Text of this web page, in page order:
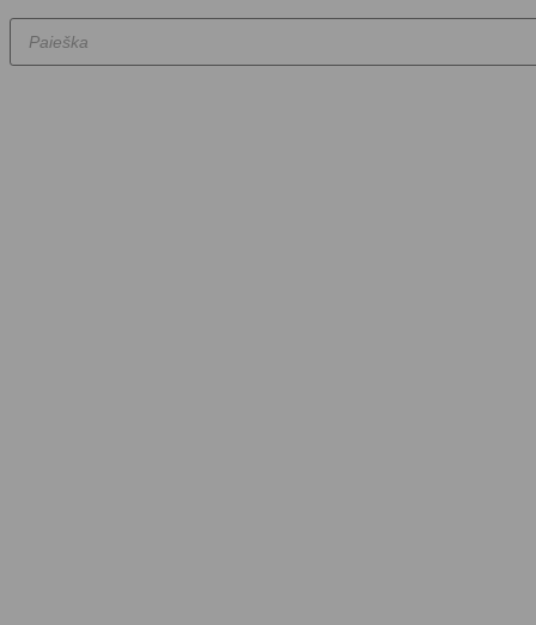
Products
search